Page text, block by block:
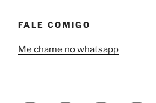
FALE COMIGO
Me chame no whatsapp